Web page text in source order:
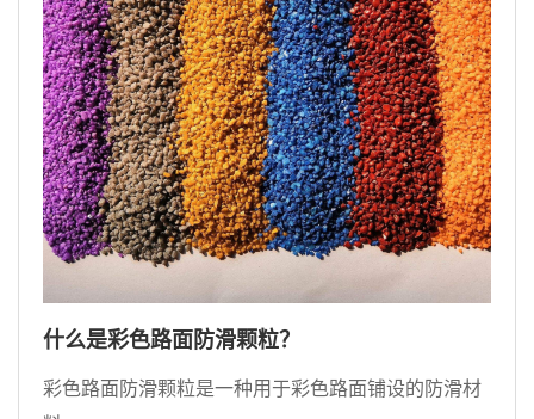
什么是彩色路面防滑颗粒？
彩色路面防滑颗粒是一种用于彩色路面铺设的防滑材